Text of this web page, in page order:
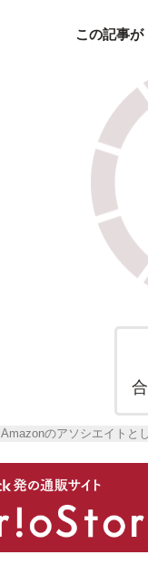
この記事が
Amazonのアソシエイトと